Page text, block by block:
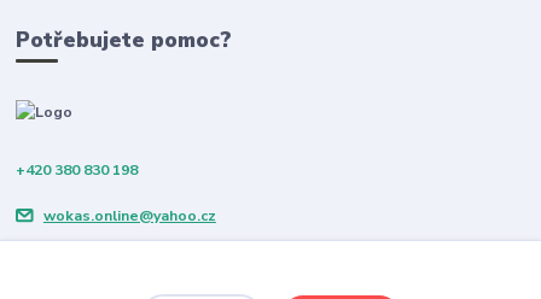
Potřebujete pomoc?
+420 380 830 198
wokas.online@yahoo.cz